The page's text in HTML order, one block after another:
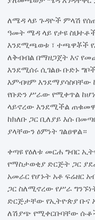
ለሜዳ ላይ ጉዳዮች ምላሽ
ዓመት ሜዳ ላይ የታዩ
እንደሚጫወቱ ፣ ተጫዋቾች
ለቅብብል በማዘጋጀት እና
እንደሚሰሩ ሲገልፁ ቡድኑ
እምብዛም እንደማያሳስባቸው
የቡድን ሥራው የሚቀጥል
ላይኖረው እንደሚችል
ከክለቡ ጋር ቢለያይ እሱ
ያላቸውን ዕምነት ገልፀዋል።
ቀጣዩ የዕለቱ መርሐ ግብር
የማስታወቂያ ድርጅት ጋር
አመራር የሆኑት አቶ ፍሬዘር
ጋር ስለሚኖረው የሥራ
ድርጅታቸው የኢትዮጵያ ቡና
ለሽያጭ የሚቀርቡባቸው